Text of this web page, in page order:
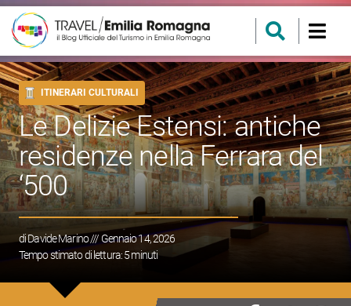
ITINERARI CULTURALI
Le Delizie Estensi: antiche
residenze nella Ferrara del
‘500
diDavide Marino/// Gennaio 14, 2026
Tempo stimato di lettura:5minuti